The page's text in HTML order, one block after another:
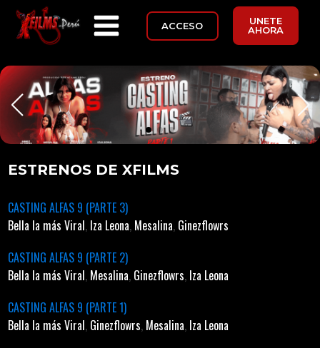
ACCESO
UNETE
AHORA
ESTRENOS DE XFILMS
CASTING ALFAS 9 (PARTE 3)
Bella la más Viral, Iza Leona, Mesalina, Ginezflowrs
CASTING ALFAS 9 (PARTE 2)
Bella la más Viral, Mesalina, Ginezflowrs, Iza Leona
CASTING ALFAS 9 (PARTE 1)
Bella la más Viral, Ginezflowrs, Mesalina, Iza Leona